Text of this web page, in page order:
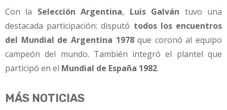
Con la Selección Argentina, Luis Galván tuvo una
destacada participación: disputó todos los encuentros
del Mundial de Argentina 1978que coronó al equipo
campeón del mundo. También integró el plantel que
participó en el Mundial de España 1982.
MÁS NOTICIAS